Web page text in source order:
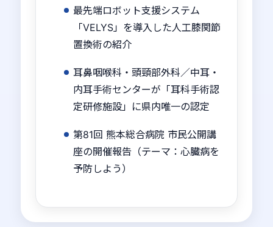
最先端ロボット支援システム
「VELYS」を導入した人工膝関節
置換術の紹介
耳鼻咽喉科・頭頸部外科／中耳・
内耳手術センターが「耳科手術認
定研修施設」に県内唯一の認定
第81回 熊本総合病院 市民公開講
座の開催報告（テーマ：心臓病を
予防しよう）